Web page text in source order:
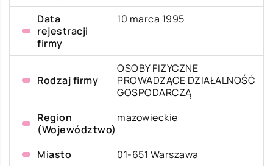
Data
rejestracji
firmy
10 marca 1995
Rodzaj firmy
OSOBY FIZYCZNE
PROWADZĄCE DZIAŁALNOŚĆ
GOSPODARCZĄ
Region
(Województwo)
mazowieckie
Miasto
01-651 Warszawa